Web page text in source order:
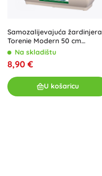
Samozalijevajuća žardinjera
Torenie Modern 50 cm
svijetlosmeđa
Na skladištu
8,90 €
U košaricu